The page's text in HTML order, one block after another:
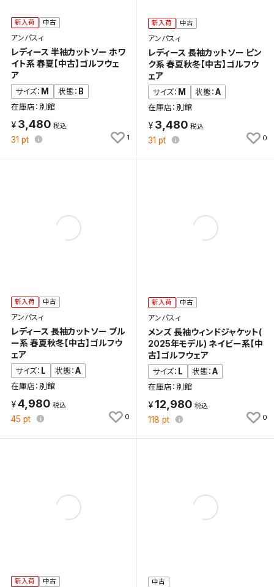
新入荷 中古
アンパスィ
レディース 半袖カットソー ホワ
イト系 春夏【中古】ゴルフウェ
ア
サイズ： M 状態： B
在庫店：別館
3,480
31 pt 1
新入荷 中古
アンパスィ
レディース 長袖カットソー ピン
ク系 春夏秋冬【中古】ゴルフウ
ェア
サイズ： M 状態：A
在庫店：別館
3,480
31 pt 0
新入荷 中古
アンパスィ
レディース 長袖カットソー ブル
ー系 春夏秋冬【中古】ゴルフウ
ェア
サイズ： L 状態：A
在庫店：別館
4,980
45 pt 0
新入荷 中古
アンパスィ
メンズ 長袖ウィンドジャケット(
2025年モデル) ネイビー系【中
古】ゴルフウェア
サイズ： L 状態：A
在庫店：別館
12,980
118 pt 0
新入荷 中古 中古